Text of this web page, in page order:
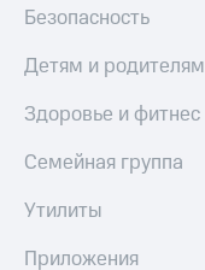
Безопасность
Детям и родителям
Здоровье и фитнес
Семейная группа
Утилиты
Приложения